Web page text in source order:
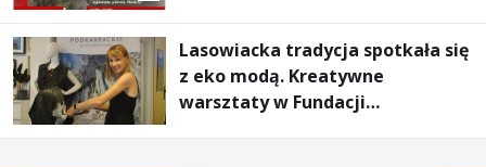
Lasowiacka tradycja spotkała się
z eko modą. Kreatywne
warsztaty w Fundacji